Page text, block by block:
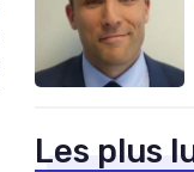
Les plus